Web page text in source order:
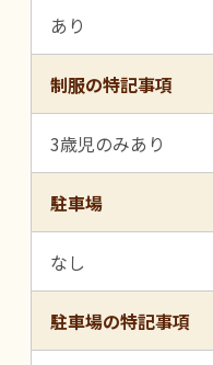
あり
制服の特記事項
3歳児のみあり
駐車場
なし
駐車場の特記事項